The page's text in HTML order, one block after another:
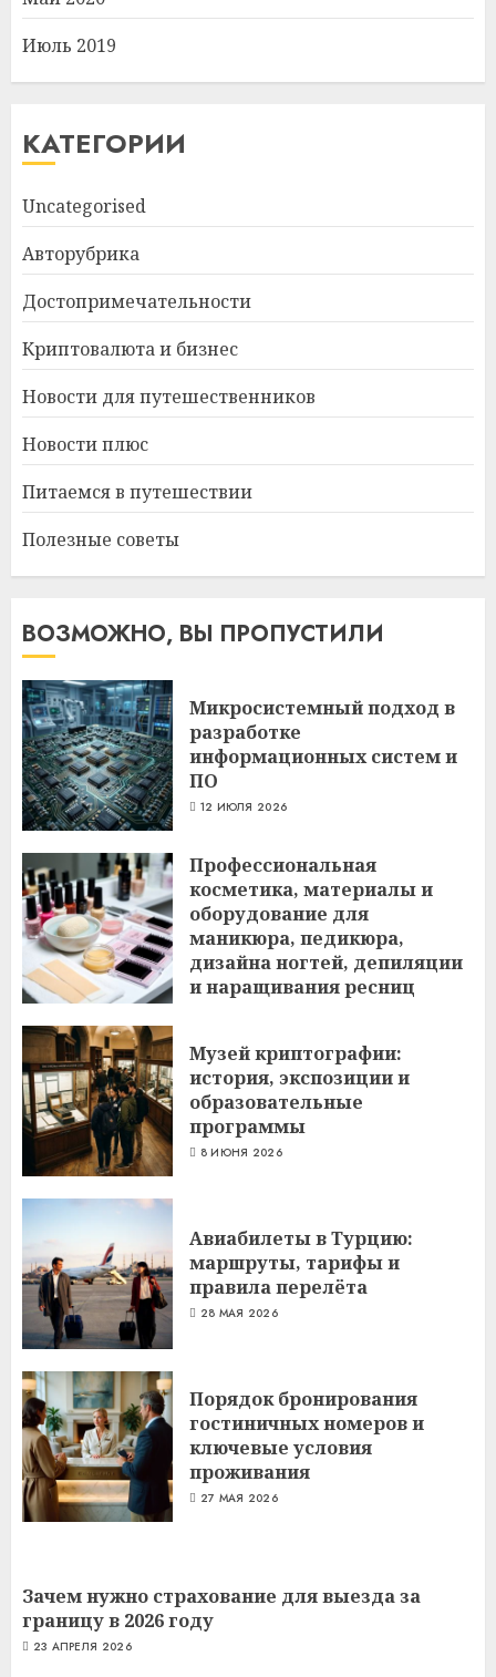
Июль 2019
КАТЕГОРИИ
Uncategorised
Авторубрика
Достопримечательности
Криптовалюта и бизнес
Новости для путешественников
Новости плюс
Питаемся в путешествии
Полезные советы
ВОЗМОЖНО, ВЫ ПРОПУСТИЛИ
Микросистемный подход в
разработке
информационных систем и
ПО
12 ИЮЛЯ 2026
Профессиональная
косметика, материалы и
оборудование для
маникюра, педикюра,
дизайна ногтей, депиляции
и наращивания ресниц
Музей криптографии:
история, экспозиции и
образовательные
программы
8 ИЮНЯ 2026
Авиабилеты в Турцию:
маршруты, тарифы и
правила перелёта
28 МАЯ 2026
Порядок бронирования
гостиничных номеров и
ключевые условия
проживания
27 МАЯ 2026
Зачем нужно страхование для выезда за
границу в 2026 году
23 АПРЕЛЯ 2026